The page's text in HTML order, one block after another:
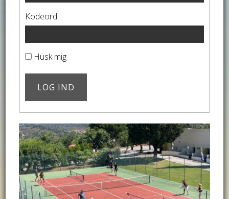
Kodeord:
Husk mig
LOG IND